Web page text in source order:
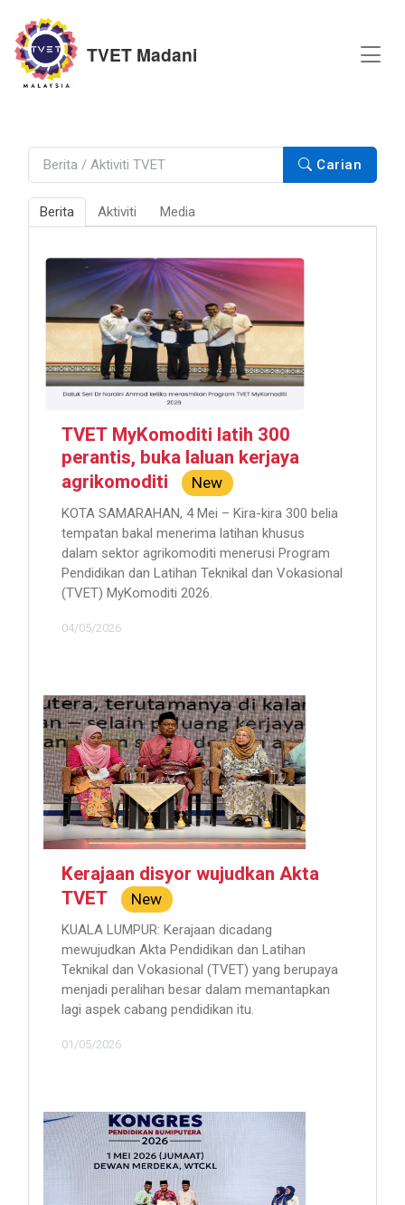
TVET Madani
Carian
Berita Aktiviti Media
TVET MyKomoditi latih 300
perantis, buka laluan kerjaya
agrikomoditi
New
KOTA SAMARAHAN, 4 Mei – Kira-kira 300 belia
tempatan bakal menerima latihan khusus
dalam sektor agrikomoditi menerusi Program
Pendidikan dan Latihan Teknikal dan Vokasional
(TVET) MyKomoditi 2026.
04/05/2026
Kerajaan disyor wujudkan Akta
TVET
New
KUALA LUMPUR: Kerajaan dicadang
mewujudkan Akta Pendidikan dan Latihan
Teknikal dan Vokasional (TVET) yang berupaya
menjadi peralihan besar dalam memantapkan
lagi aspek cabang pendidikan itu.
01/05/2026